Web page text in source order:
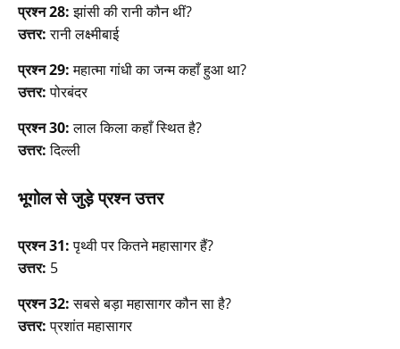
प्रश्न 28:झांसी की रानी कौन थीं?
उत्तर:रानी लक्ष्मीबाई
प्रश्न 29:महात्मा गांधी का जन्म कहाँ हुआ था?
उत्तर:पोरबंदर
प्रश्न 30:लाल किला कहाँ स्थित है?
उत्तर:दिल्ली
भूगोल से जुड़े प्रश्न उत्तर
प्रश्न 31:पृथ्वी पर कितने महासागर हैं?
उत्तर: 5
प्रश्न 32:सबसे बड़ा महासागर कौन सा है?
उत्तर:प्रशांत महासागर